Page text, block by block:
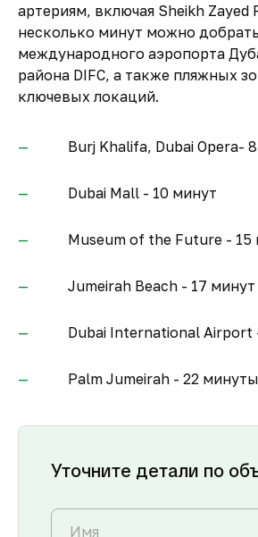
артериям, включая Sheikh Zayed
несколько минут можно
международного аэропорта
района DIFC, а также пляжных
ключевых локаций.
Burj Khalifa, Dubai Opera-
Dubai Mall - 10 минут
Museum of the Future - 15
Jumeirah Beach - 17 минут
Dubai International Airport
Palm Jumeirah - 22 минуты
Уточните детали по